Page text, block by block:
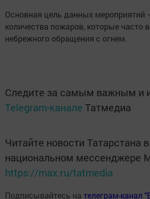
Основная цель данных мероприятий
количества пожаров, которые часто
небрежного обращения с огнем.
Следите за самым важным и
Telegram-канале Татмедиа
Читайте новости Татарстана в
национальном мессенджере
https://max.ru/tatmedia
Подписывайтесь на телеграм-канал